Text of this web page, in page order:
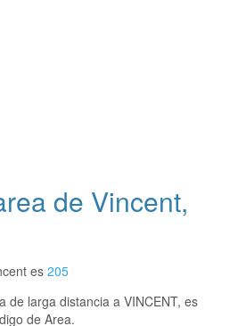
de Vincent,
es 205
de larga distancia a VINCENT, es
de Area.